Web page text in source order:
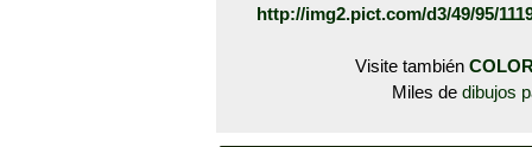
http://img2.pict.com/d3/49/95/
Visite también
Miles de dibujos